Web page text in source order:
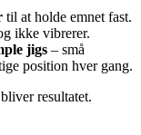
til at holde emnet fast.
ikke vibrerer.
jigs – små
position hver gang.
resultatet.